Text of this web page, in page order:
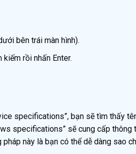
bên trái màn hình).
rồi nhấn Enter.
specifications”, bạn sẽ tìm thấy
specifications” sẽ cung cấp thông
này là bạn có thể dễ dàng sao